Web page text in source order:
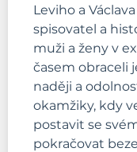
Leviho a
spisovatel a
muži a ženy v
časem obraceli
naději a
okamžiky, kdy
postavit se
pokračovat